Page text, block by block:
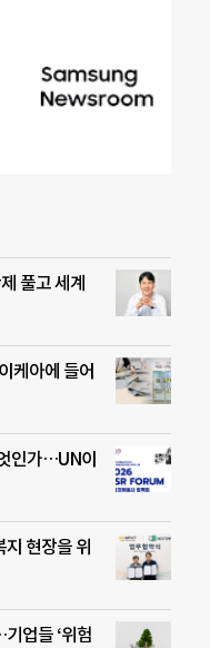
풀고 세계
케아에 들어
인가…UN이
현장을 위
업들 ‘위험